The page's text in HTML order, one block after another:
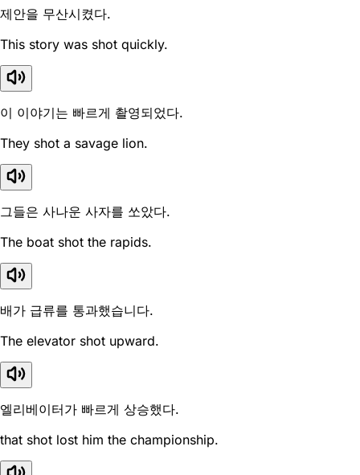
제안을 무산시켰다.
This story was shot quickly.
이 이야기는 빠르게 촬영되었다.
They shot a savage lion.
그들은 사나운 사자를 쏘았다.
The boat shot the rapids.
배가 급류를 통과했습니다.
The elevator shot upward.
엘리베이터가 빠르게 상승했다.
that shot lost him the championship.